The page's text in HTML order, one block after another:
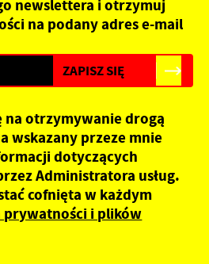
newslettera i otrzymuj
na podany adres e-mail
na otrzymywanie drogą
wskazany przeze mnie
dotyczących
Administratora usług.
cofnięta w każdym
prywatności i plików